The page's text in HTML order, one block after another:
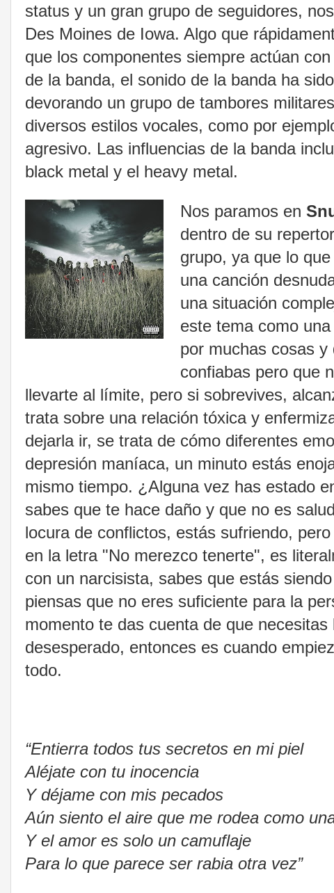
status y un gran grupo de seguidores,
Des Moines de Iowa. Algo que
que los componentes siempre actúan
de la banda, el sonido de la banda ha
devorando un grupo de tambores
diversos estilos vocales, como por
agresivo. Las influencias de la banda
black metal y el heavy metal.
Nos paramos en
dentro de su
grupo, ya que lo
una canción
una situación
este tema como
por muchas cosas y
confiabas pero que
llevarte al límite, pero si sobrevives,
trata sobre una relación tóxica y
dejarla ir, se trata de cómo diferentes
depresión maníaca, un minuto estás
mismo tiempo. ¿Alguna vez has estado
sabes que te hace daño y que no es
locura de conflictos, estás sufriendo,
en la letra "No merezco tenerte", es
con un narcisista, sabes que estás
piensas que no eres suficiente para la
momento te das cuenta de que
desesperado, entonces es cuando
todo.
“Entierra todos tus secretos en mi piel
Aléjate con tu inocencia
Y déjame con mis pecados
Aún siento el aire que me rodea como
Y el amor es solo un camuflaje
Para lo que parece ser rabia otra vez”